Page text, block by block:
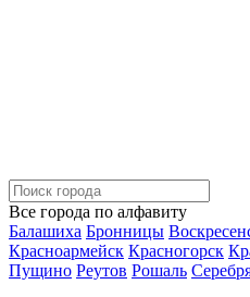
Все города по алфавиту
Балашиха Бронницы
Красноармейск Красногорск
Пущино Реутов Рошаль